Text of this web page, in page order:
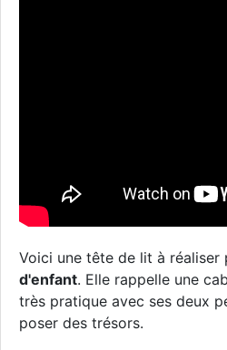
Voici une tête de lit à réaliser
d'enfant. Elle rappelle une
très pratique avec ses deux
poser des trésors.